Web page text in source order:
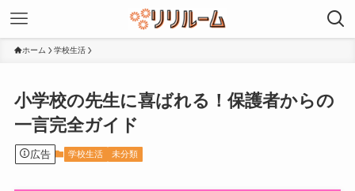
ホーム 学校生活
小学校の先生に喜ばれる！保護者からの
一言完全ガイド
広告 学校生活 未分類